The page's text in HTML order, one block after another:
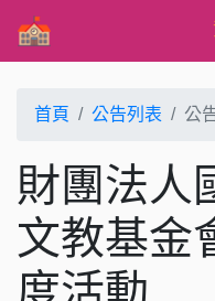
首頁 公告列表 公
財團法人
文教基金
度活動